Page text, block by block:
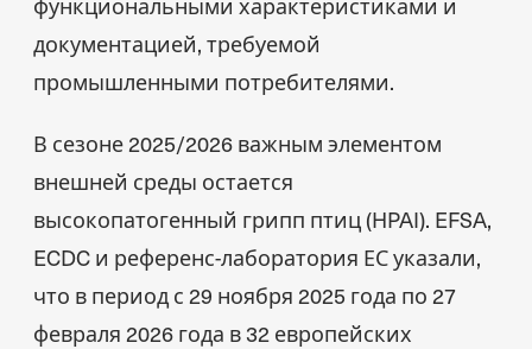
документацией, требуемой
промышленными потребителями.
В сезоне 2025/2026 важным элементом
внешней среды остается
высокопатогенный грипп птиц (HPAI). EFSA,
ECDC и референс-лаборатория ЕС указали,
что в период с 29 ноября 2025 года по 27
февраля 2026 года в 32 европейских